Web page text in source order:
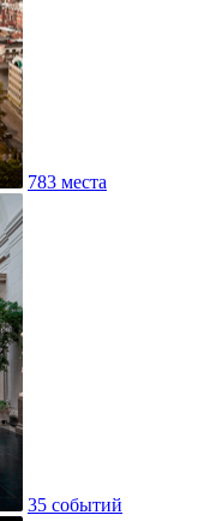
783 места
35 событий